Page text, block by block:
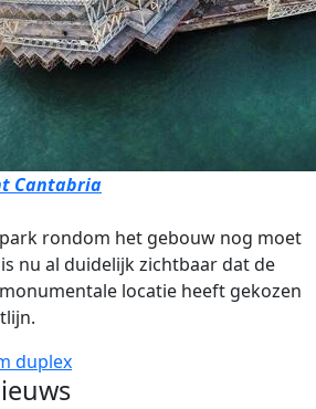
Cantabria
rondom het gebouw nog moet
nu al duidelijk zichtbaar dat de
locatie heeft gekozen
duplex